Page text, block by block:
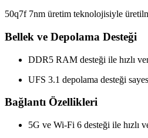
50q7f 7nm üretim teknolojisiyle
Bellek ve Depolama Desteği
DDR5 RAM desteği ile hızlı
UFS 3.1 depolama desteği
Bağlantı Özellikleri
5G ve Wi-Fi 6 desteği ile hızlı